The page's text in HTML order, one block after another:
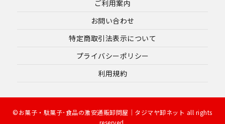
ご利用案内
お問い合わせ
特定商取引法表示について
プライバシーポリシー
利用規約
©お菓子・駄菓子･食品の激安通販卸問屋｜タジマヤ卸ネット all rights